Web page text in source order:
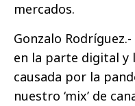
mercados.
Gonzalo
en la parte digital y
causada por la
nuestro ‘mix’ de